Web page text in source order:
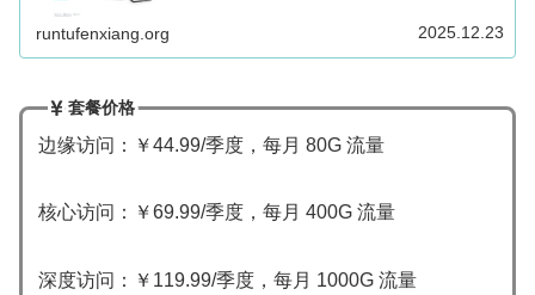
runtufenxiang.org 2025.12.23
套餐价格
边缘访问：￥44.99/季度，每月 80G 流量
核心访问：￥69.99/季度，每月 400G 流量
深度访问：￥119.99/季度，每月 1000G 流量